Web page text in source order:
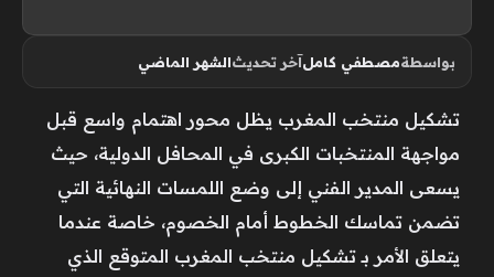
بواسطةمصطفي كاملآخر تحديثالشهر الماضي
تشكيل منتخب المغرب يظل محور اهتمام واسع قبل
مواجهة المنتخبات الكبرى في المحافل الدولية، حيث
يسعى المدير الفني إلى وضع اللمسات النهائية التي
تضمن تماسك الخطوط أمام الخصوم، خاصة عندما
يتعلق الأمر بـ تشكيل منتخب المغرب المتوقع الذي